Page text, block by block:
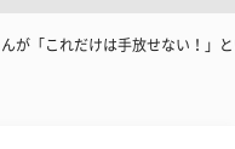
が「これだけは手放せない！」